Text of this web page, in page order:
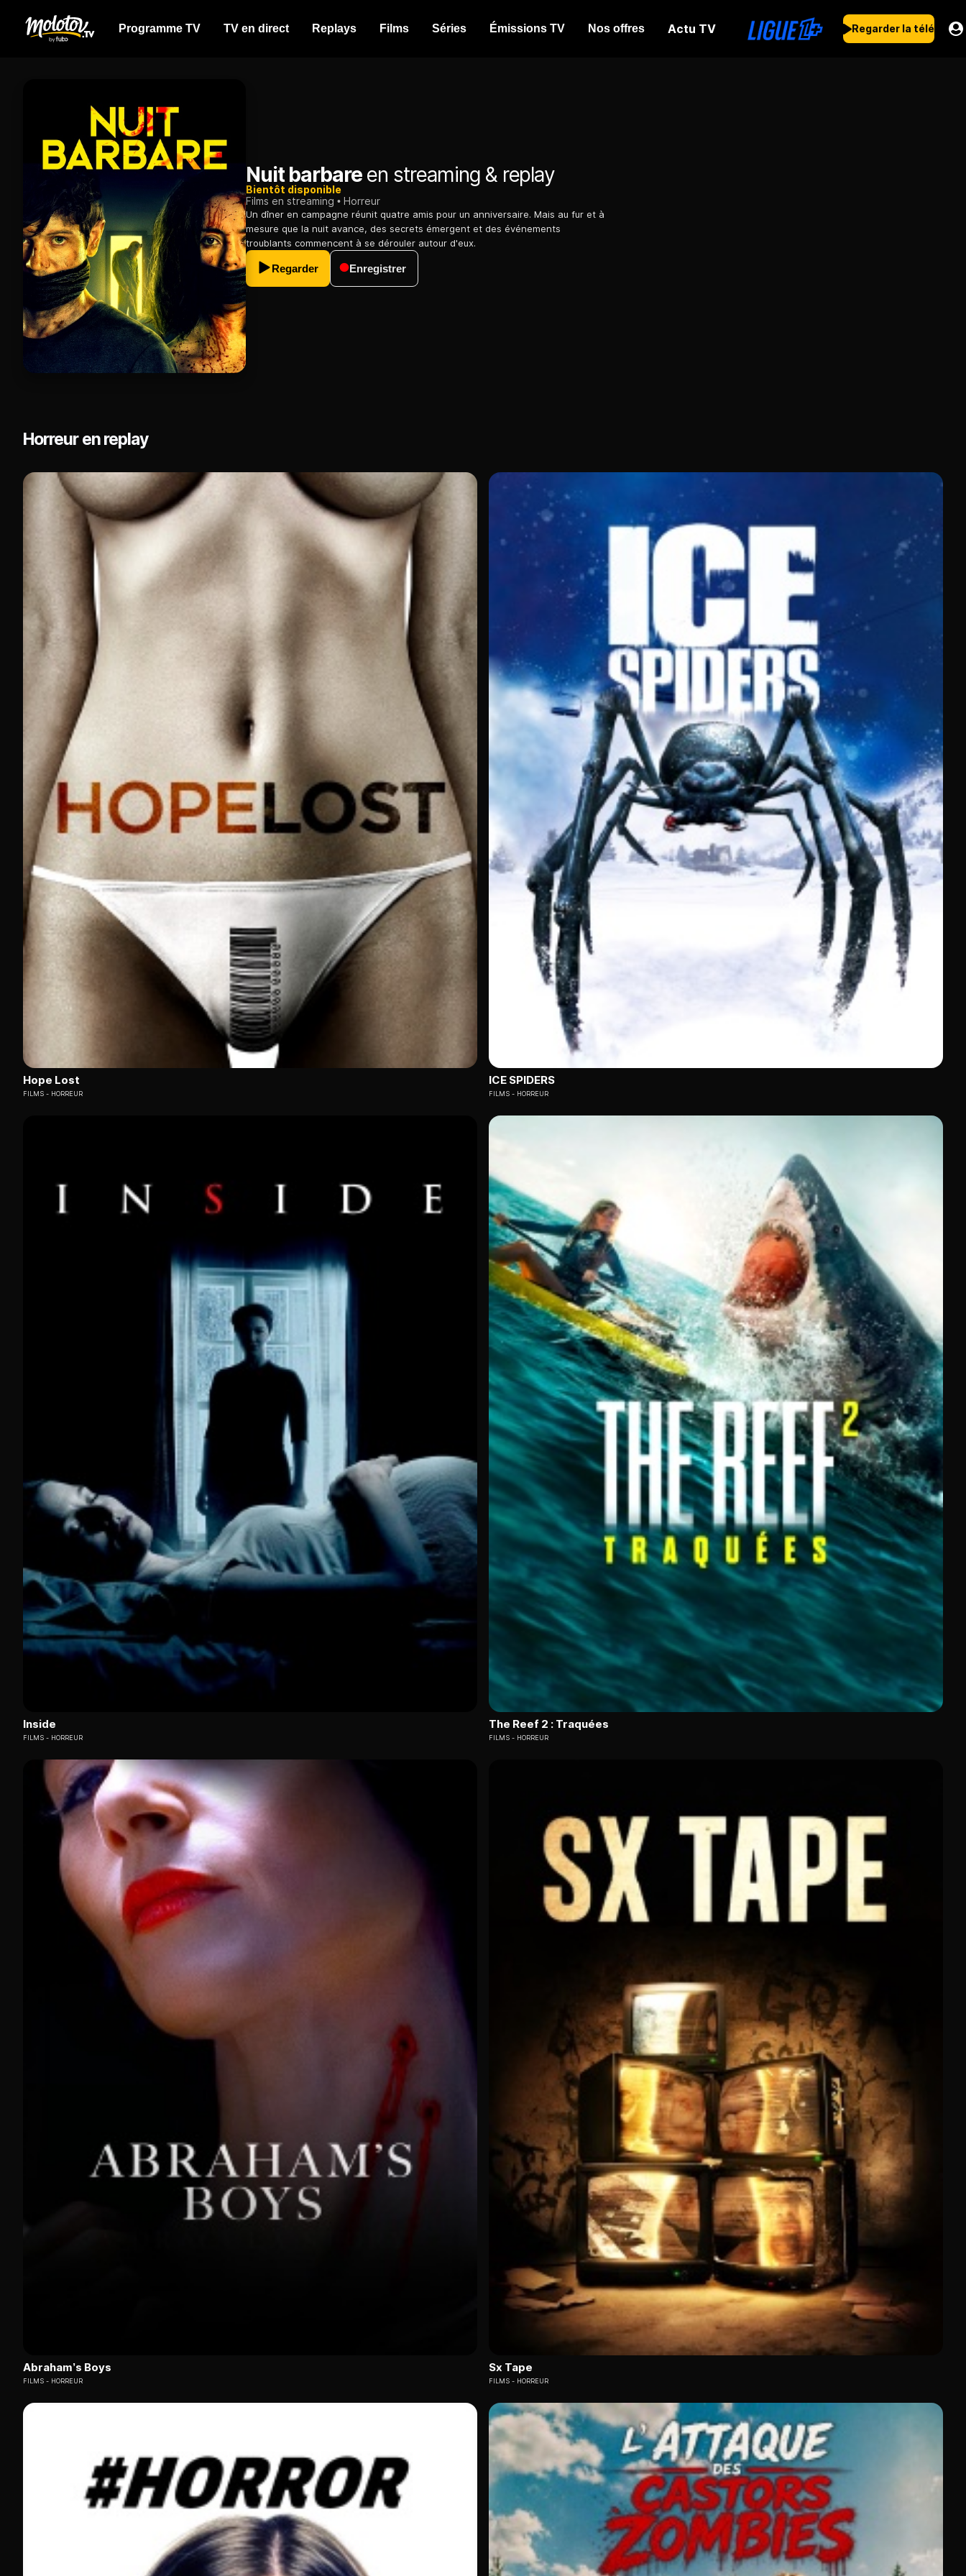
Programme TV TV en direct Replays Films Séries Émissions TV Nos offres Actu TV Regarder la télé
Nuit barbareen streaming & replay
Bientôt disponible
Films en streaming
Horreur
Un dîner en campagne réunit quatre amis pour un anniversaire. Mais au fur et à
mesure que la nuit avance, des secrets émergent et des événements
troublants commencent à se dérouler autour d'eux.
Regarder Enregistrer
Horreur en replay
Hope Lost
FILMS HORREUR
ICE SPIDERS
FILMS HORREUR
Inside
FILMS HORREUR
The Reef 2 : Traquées
FILMS HORREUR
Abraham’s Boys
FILMS HORREUR
Sx Tape
FILMS HORREUR